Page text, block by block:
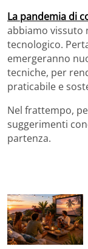
La pandemia di
abbiamo vissuto
tecnologico.
emergeranno
tecniche, per
praticabile e
Nel frattempo,
suggerimenti
partenza.